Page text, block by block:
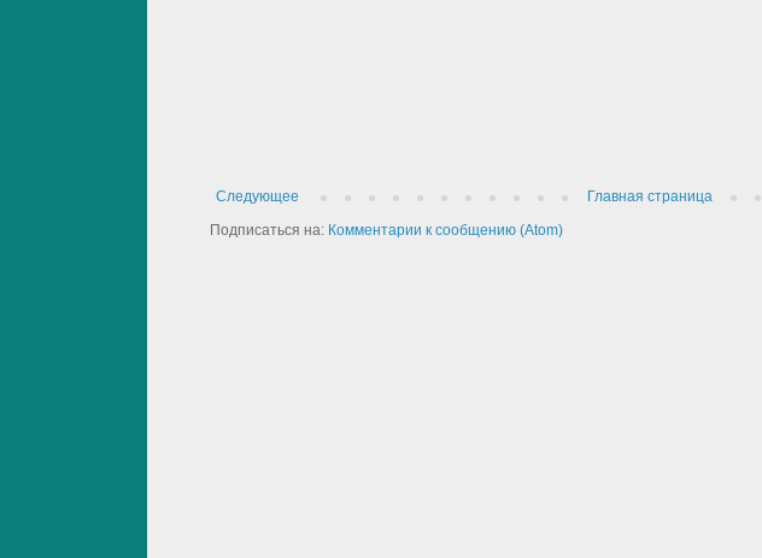
Следующее
Главная страница
Подписаться на: Комментарии к сообщению (Atom)